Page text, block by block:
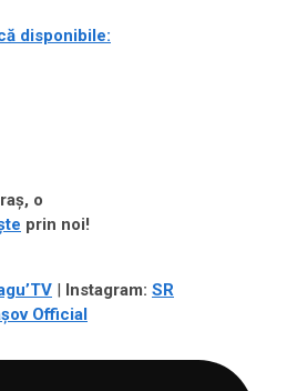
disponibile:
o
prin noi!
| Instagram: SR
Official